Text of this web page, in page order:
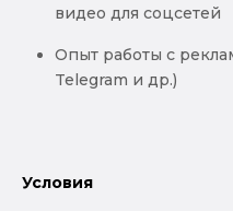
видео для соцсетей
Опыт работы с
Telegram и др.)
Условия